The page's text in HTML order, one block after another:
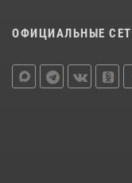
ОФИЦИАЛЬНЫЕ